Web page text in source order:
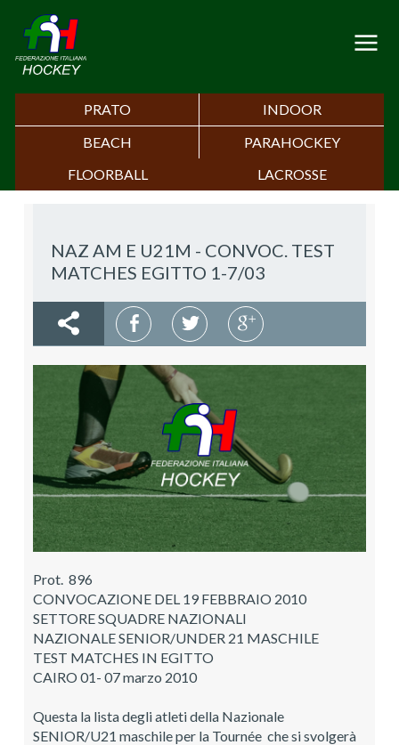
PRATO
INDOOR
BEACH
PARAHOCKEY
FLOORBALL
LACROSSE
NAZ AM E U21M - CONVOC. TEST
MATCHES EGITTO 1-7/03
Prot. 896
CONVOCAZIONE DEL 19 FEBBRAIO 2010
SETTORE SQUADRE NAZIONALI
NAZIONALE SENIOR/UNDER 21 MASCHILE
TEST MATCHES IN EGITTO
CAIRO 01- 07 marzo 2010
Questa la lista degli atleti della Nazionale
SENIOR/U21 maschile per la Tournée che si svolgerà